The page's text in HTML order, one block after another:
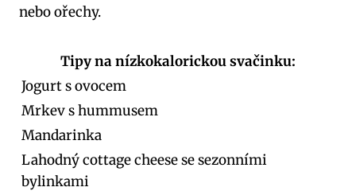
nebo ořechy.
Tipy na nízkokalorickou svačinku:
Jogurt s ovocem
Mrkev s hummusem
Mandarinka
Lahodný cottage cheese se sezonními
bylinkami